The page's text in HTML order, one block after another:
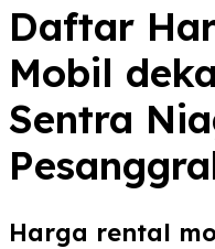
Daftar
Mobil
Sentra
Harga rental